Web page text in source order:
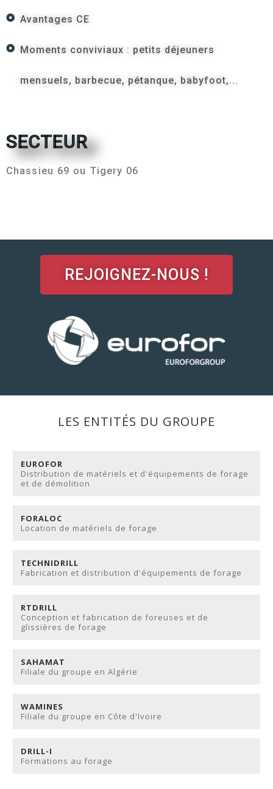
Avantages CE
Moments conviviaux : petits déjeuners
mensuels, barbecue, pétanque, babyfoot,...
SECTEUR
Chassieu 69 ou Tigery 06
REJOIGNEZ-NOUS !
LES ENTITÉS DU GROUPE
EUROFOR
Distribution de matériels et d'équipements de forage
et de démolition
FORALOC
Location de matériels de forage
TECHNIDRILL
Fabrication et distribution d'équipements de forage
RTDRILL
Conception et fabrication de foreuses et de
glissières de forage
SAHAMAT
Filiale du groupe en Algérie
WAMINES
Filiale du groupe en Côte d'Ivoire
DRILL-I
Formations au forage